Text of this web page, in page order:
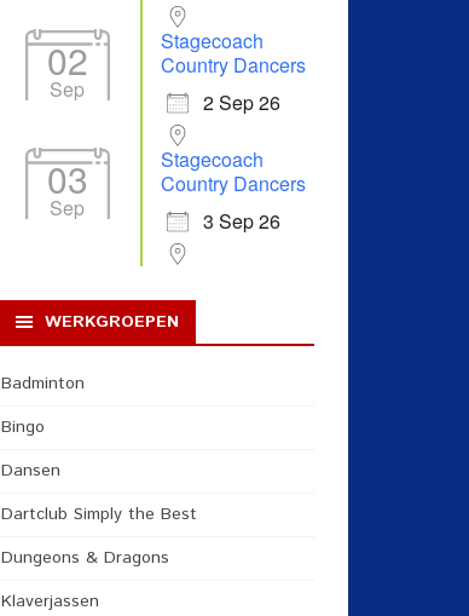
02
Sep
Stagecoach
Country Dancers
2 Sep 26
03
Sep
Stagecoach
Country Dancers
3 Sep 26
WERKGROEPEN
Badminton
Bingo
Dansen
Dartclub Simply the Best
Dungeons & Dragons
Klaverjassen